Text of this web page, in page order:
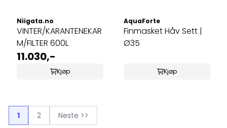
Niigata.no
VINTER/KARANTENEKAR
M/FILTER 600L
11.030,-
Kjøp
AquaForte
Finmasket Håv Sett |
Ø35
Kjøp
1 2 Neste >>